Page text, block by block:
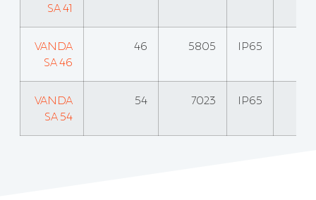
SA 41
VANDA
SA 46
46 5805 IP65
VANDA
SA 54
54 7023 IP65